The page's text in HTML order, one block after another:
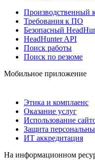
Производственный
Требования к ПО
Безопасный
HeadHunter API
Поиск работы
Поиск по резюме
Мобильное приложение
Этика и комплаенс
Оказание услуг
Использование
Защита
ИТ аккредитация
На информационном